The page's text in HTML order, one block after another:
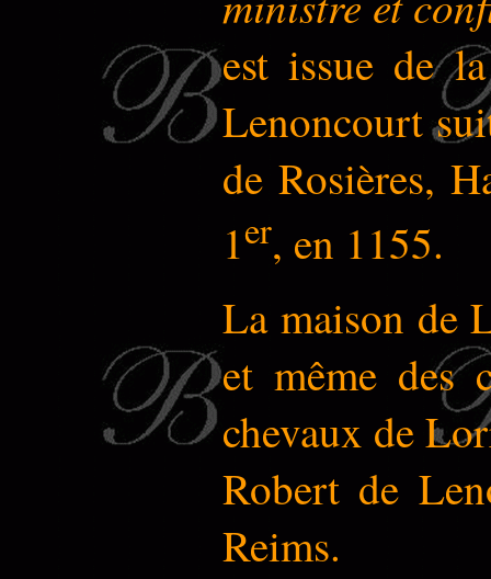
est issue de
Lenoncourt
de Rosières,
1er, en 1155.
La maison de
et même des
chevaux de
Robert de
Reims.